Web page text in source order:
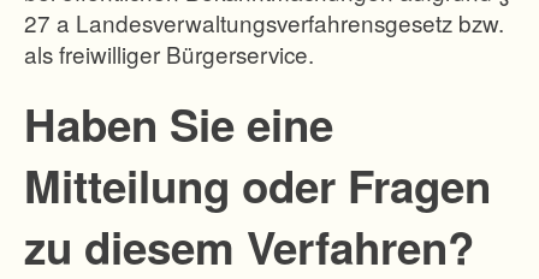
27 a Landesverwaltungsverfahrensgesetz bzw.
als freiwilliger Bürgerservice.
Haben Sie eine
Mitteilung oder Fragen
zu diesem Verfahren?